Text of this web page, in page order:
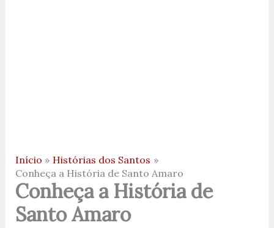
Início
Histórias dos Santos
Conheça a História de Santo Amaro
Conheça a História de
Santo Amaro